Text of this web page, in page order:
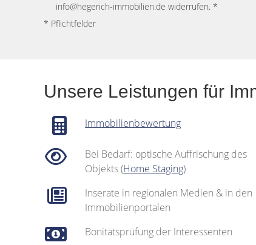
info@hegerich-immobilien.de widerrufen. *
* Pflichtfelder
Unsere Leistungen für
Immobilienbewertung
Bei Bedarf: optische Auffrischung des
Objekts (Home Staging)
Inserate in regionalen Medien & in den
Immobilienportalen
Bonitätsprüfung der Interessenten